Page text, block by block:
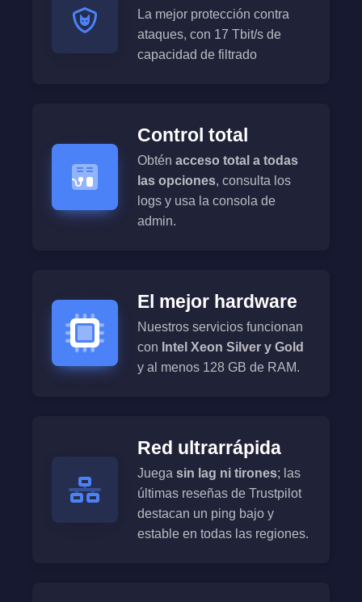
La mejor protección contra
ataques, con 17 Tbit/s de
capacidad de filtrado
Control total
Obtén acceso total a todas
las opciones, consulta los
logs y usa la consola de
admin.
El mejor hardware
Nuestros servicios funcionan
con Intel Xeon Silver y Gold
y al menos 128 GB de RAM.
Red ultrarrápida
Juega sin lag ni tirones; las
últimas reseñas de Trustpilot
destacan un ping bajo y
estable en todas las regiones.